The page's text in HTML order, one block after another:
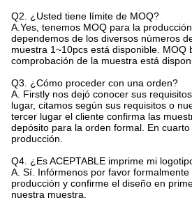
Q2. ¿Usted tiene límite de MOQ?
A.Yes, tenemos MOQ para la
dependemos de los diversos números
muestra 1~10pcs está disponible. MOQ
comprobación de la muestra está
Q3. ¿Cómo proceder con una orden?
A. Firstly nos dejó conocer sus
lugar, citamos según sus requisitos o
tercer lugar el cliente confirma las
depósito para la orden formal. En
producción.
Q4. ¿Es ACEPTABLE imprime mi
A. Sí. Infórmenos por favor
producción y confirme el diseño en
nuestra muestra.